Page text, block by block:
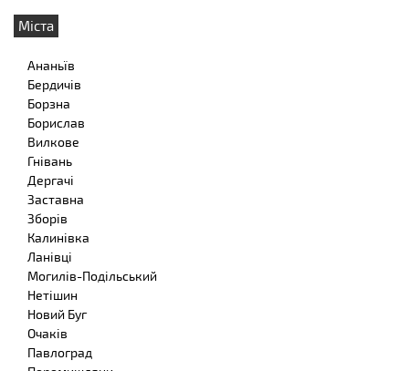
Міста
Ананьїв
Бердичів
Борзна
Борислав
Вилкове
Гнівань
Дергачі
Заставна
Зборів
Калинівка
Ланівці
Могилів-Подільський
Нетішин
Новий Буг
Очаків
Павлоград